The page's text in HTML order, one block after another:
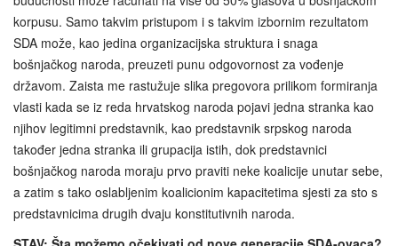
korpusu. Samo takvim pristupom i s takvim izbornim rezultatom
SDA može, kao jedina organizacijska struktura i snaga
bošnjačkog naroda, preuzeti punu odgovornost za vođenje
državom. Zaista me rastužuje slika pregovora prilikom formiranja
vlasti kada se iz reda hrvatskog naroda pojavi jedna stranka kao
njihov legitimni predstavnik, kao predstavnik srpskog naroda
također jedna stranka ili grupacija istih, dok predstavnici
bošnjačkog naroda moraju prvo praviti neke koalicije unutar sebe,
a zatim s tako oslabljenim koalicionim kapacitetima sjesti za sto s
predstavnicima drugih dvaju konstitutivnih naroda.